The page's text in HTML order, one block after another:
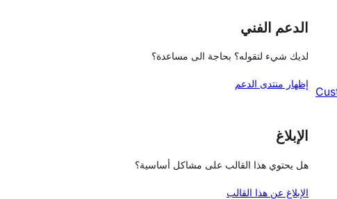
الدعم الفني
لديك شيء لتقوله؟ بحاجة الى مساعدة؟
إظهار منتدى الدعم
الإبلاغ
هل يحتوي هذا القالب على مشاكل أساسية؟
الإبلاغ عن هذا القالب